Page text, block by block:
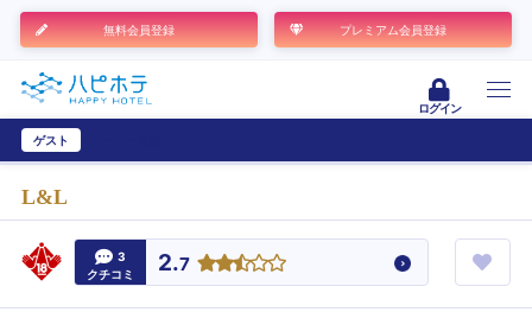
無料会員登録 プレミアム会員登録
ログイン
ゲスト
L&L
3
クチコミ
2.7